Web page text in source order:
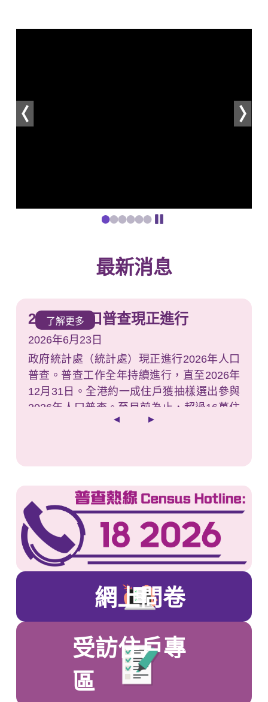
上一張 下一張
去第1張
去第2張
去第3張
去第4張
去第5張
去第6張
網上問卷
受訪住戶專
區
最新消息
2026年人口普查現正進行
2026年6月23日
政府統計處（統計處）現正進行2026年人口
普查。普查工作全年持續進行，直至2026年
12月31日。全港約一成住戶獲抽樣選出參與
2026年人口普查。至目前為止，超過16萬住
戶已完成普查問卷，統計處感謝住戶的支
了解更多
上一個消息
最新消息 1
最新消息 2
最新消息 3
最新消息 4